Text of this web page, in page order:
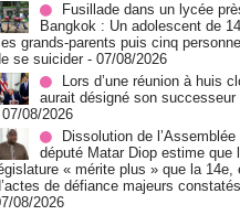
Fusillade dans un lycée
Bangkok : Un adolescent de
grands-parents puis cinq
se suicider - 07/08/2026
Lors d’une réunion à huis
aurait désigné son successeur
08/2026
Dissolution de l’Assemblée
député Matar Diop estime que
« mérite plus » que la 14e,
de défiance majeurs
08/2026